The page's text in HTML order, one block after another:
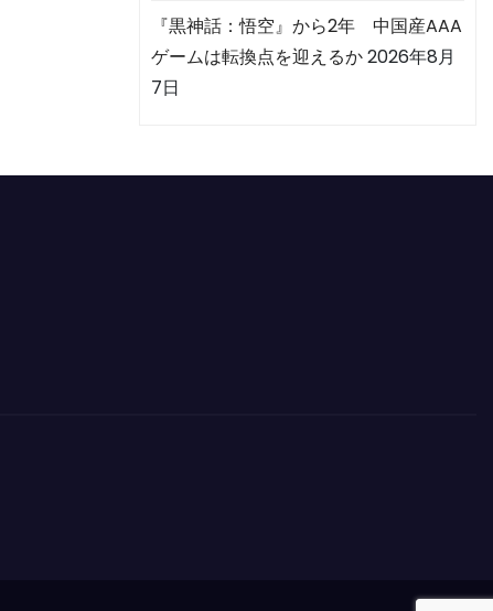
『黒神話：悟空』から2年 中国産AAA
ゲームは転換点を迎えるか2026年8月
7日